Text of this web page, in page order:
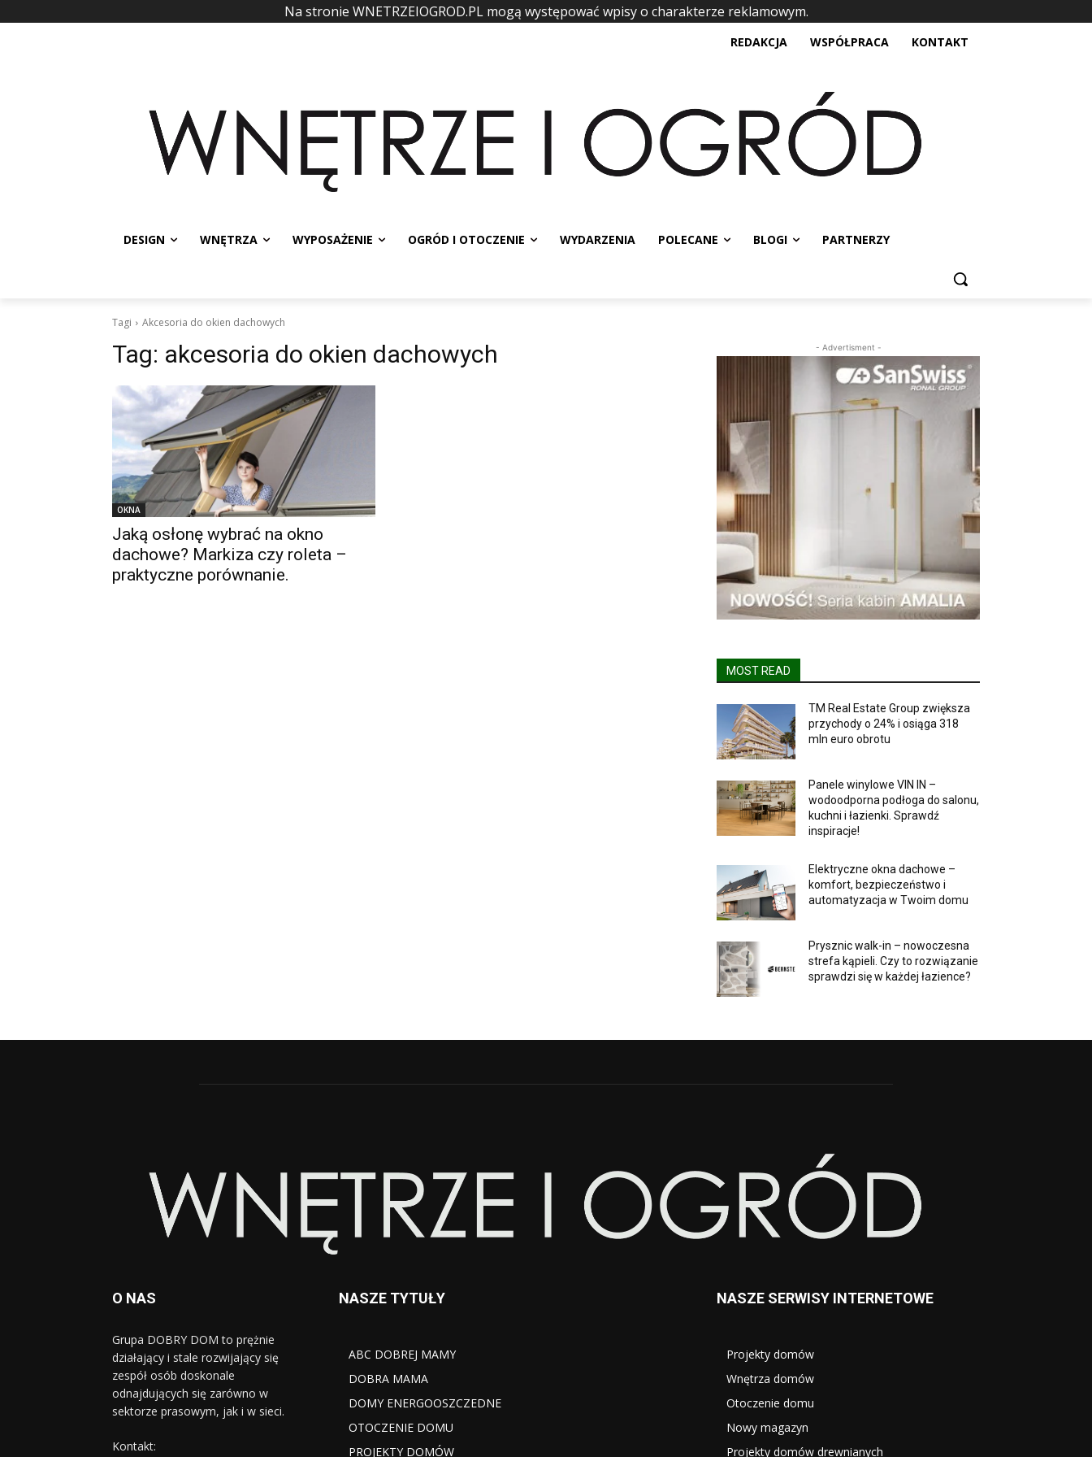
Na stronie WNETRZEIOGROD.PL mogą występować wpisy o charakterze reklamowym.
REDAKCJA WSPÓŁPRACA KONTAKT
DESIGN WNĘTRZA WYPOSAŻENIE OGRÓD I OTOCZENIE WYDARZENIA POLECANE BLOGI PARTNERZY
Tagi Akcesoria do okien dachowych
Tag: akcesoria do okien dachowych
OKNA
Jaką osłonę wybrać na okno
dachowe? Markiza czy roleta –
praktyczne porównanie.
- Advertisment -
MOST READ
TM Real Estate Group zwiększa
przychody o 24% i osiąga 318
mln euro obrotu
Panele winylowe VIN IN –
wodoodporna podłoga do salonu,
kuchni i łazienki. Sprawdź
inspiracje!
Elektryczne okna dachowe –
komfort, bezpieczeństwo i
automatyzacja w Twoim domu
Prysznic walk-in – nowoczesna
strefa kąpieli. Czy to rozwiązanie
sprawdzi się w każdej łazience?
O NAS
Grupa DOBRY DOM to prężnie
działający i stale rozwijający się
zespół osób doskonale
odnajdujących się zarówno w
sektorze prasowym, jak i w sieci.
Kontakt:
NASZE TYTUŁY
ABC DOBREJ MAMY
DOBRA MAMA
DOMY ENERGOOSZCZEDNE
OTOCZENIE DOMU
PROJEKTY DOMÓW
NASZE SERWISY INTERNETOWE
Projekty domów
Wnętrza domów
Otoczenie domu
Nowy magazyn
Projekty domów drewnianych